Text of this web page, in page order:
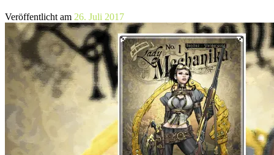
Veröffentlicht am 26. Juli 2017